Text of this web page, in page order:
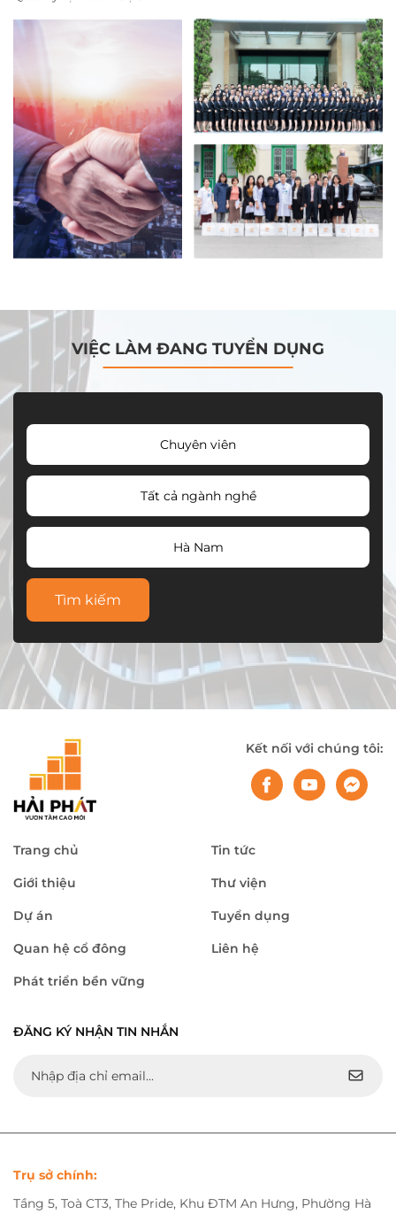
VIỆC LÀM ĐANG TUYỂN DỤNG
Chuyên viên
Tất cả ngành nghề
Hà Nam
Tìm kiếm
Kết nối với chúng tôi:
Trang chủ
Giới thiệu
Dự án
Quan hệ cổ đông
Phát triển bền vững
Tin tức
Thư viện
Tuyển dụng
Liên hệ
ĐĂNG KÝ NHẬN TIN NHẮN
Trụ sở chính:
Tầng 5, Toà CT3, The Pride, Khu ĐTM An Hưng, Phường Hà